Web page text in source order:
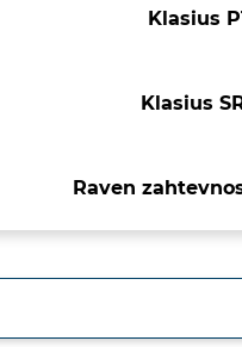
Klasius
Klasius
Raven